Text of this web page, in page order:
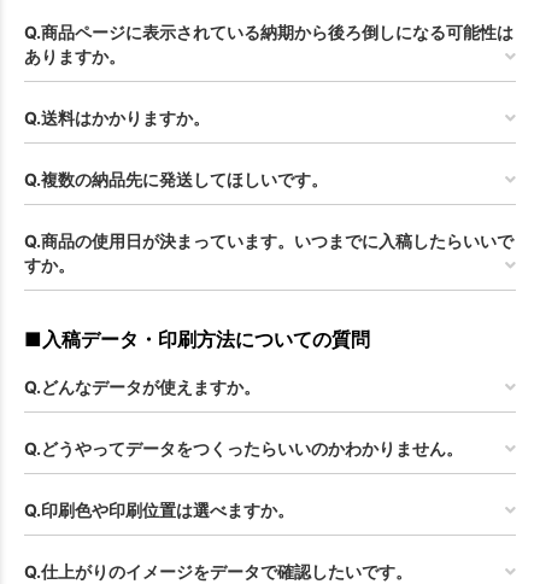
Q.商品ページに表示されている納期から後ろ倒しになる可能性は
ありますか。
Q.送料はかかりますか。
Q.複数の納品先に発送してほしいです。
Q.商品の使用日が決まっています。いつまでに入稿したらいいで
すか。
■入稿データ・印刷方法についての質問
Q.どんなデータが使えますか。
Q.どうやってデータをつくったらいいのかわかりません。
Q.印刷色や印刷位置は選べますか。
Q.仕上がりのイメージをデータで確認したいです。